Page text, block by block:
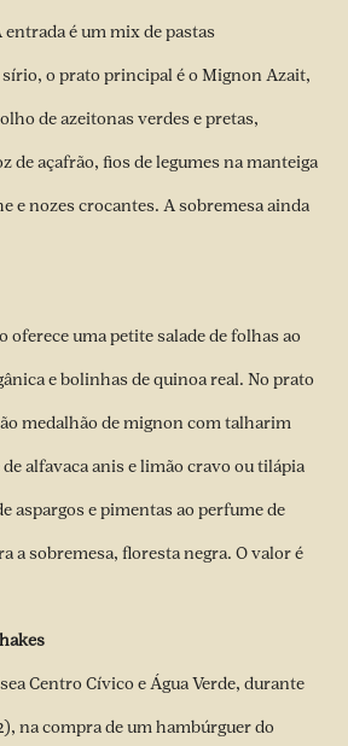
é um mix de pastas
sírio, o prato principal é o Mignon Azait,
de azeitonas verdes e pretas,
de açafrão, fios de legumes na manteiga
e nozes crocantes. A sobremesa ainda
oferece uma petite salade de folhas ao
e bolinhas de quinoa real. No prato
medalhão de mignon com talharim
alfavaca anis e limão cravo ou tilápia
aspargos e pimentas ao perfume de
a sobremesa, floresta negra. O valor é
Centro Cívico e Água Verde, durante
na compra de um hambúrguer do